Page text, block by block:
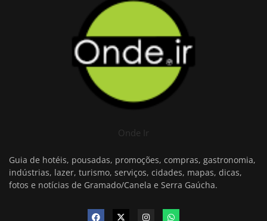
Onde Ir
Guia de hotéis, pousadas, promoções, compras, gastronomia,
indústrias, lazer, turismo, serviços, cidades, mapas, dicas,
fotos e notícias de Gramado/Canela e Serra Gaúcha.